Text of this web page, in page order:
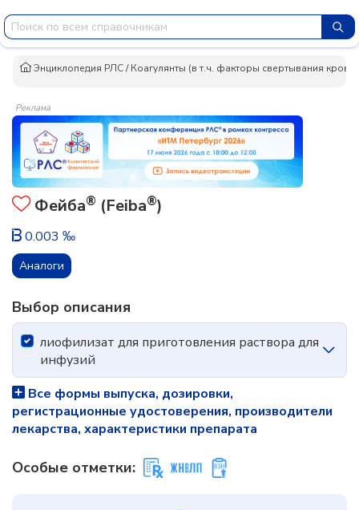
Энциклопедия РЛС/Коагулянты (в т.ч. факторы свертывания
Реклама
Фейба® (Feiba®)
0.003 ‰
Аналоги
Выбор описания
лиофилизат для приготовления раствора для
инфузий
Все формы выпуска, дозировки,
регистрационные удостоверения, производители
лекарства, характеристики препарата
Особые отметки: